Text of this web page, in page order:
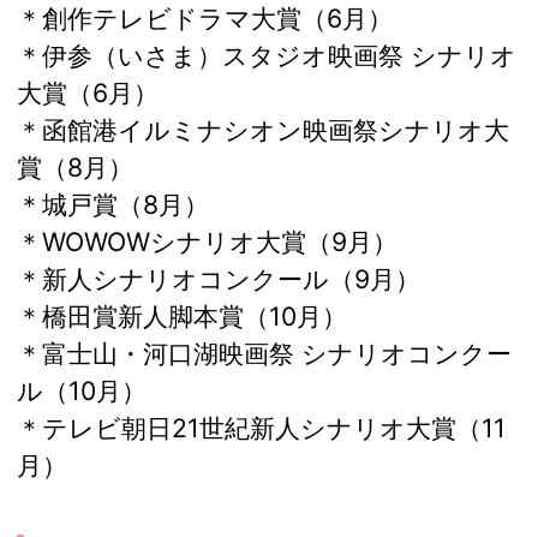
＊創作テレビドラマ大賞（6月）
＊伊参（いさま）スタジオ映画祭 シナリオ
大賞（6月）
＊函館港イルミナシオン映画祭シナリオ大
賞（8月）
＊城戸賞（8月）
＊WOWOWシナリオ大賞（9月）
＊新人シナリオコンクール（9月）
＊橋田賞新人脚本賞（10月）
＊富士山・河口湖映画祭 シナリオコンクー
ル（10月）
＊テレビ朝日21世紀新人シナリオ大賞（11
月）